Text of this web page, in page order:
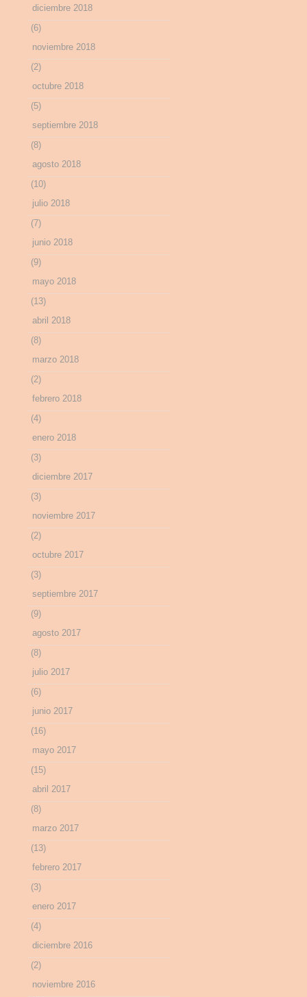
diciembre 2018
(6)
noviembre 2018
(2)
octubre 2018
(5)
septiembre 2018
(8)
agosto 2018
(10)
julio 2018
(7)
junio 2018
(9)
mayo 2018
(13)
abril 2018
(8)
marzo 2018
(2)
febrero 2018
(4)
enero 2018
(3)
diciembre 2017
(3)
noviembre 2017
(2)
octubre 2017
(3)
septiembre 2017
(9)
agosto 2017
(8)
julio 2017
(6)
junio 2017
(16)
mayo 2017
(15)
abril 2017
(8)
marzo 2017
(13)
febrero 2017
(3)
enero 2017
(4)
diciembre 2016
(2)
noviembre 2016